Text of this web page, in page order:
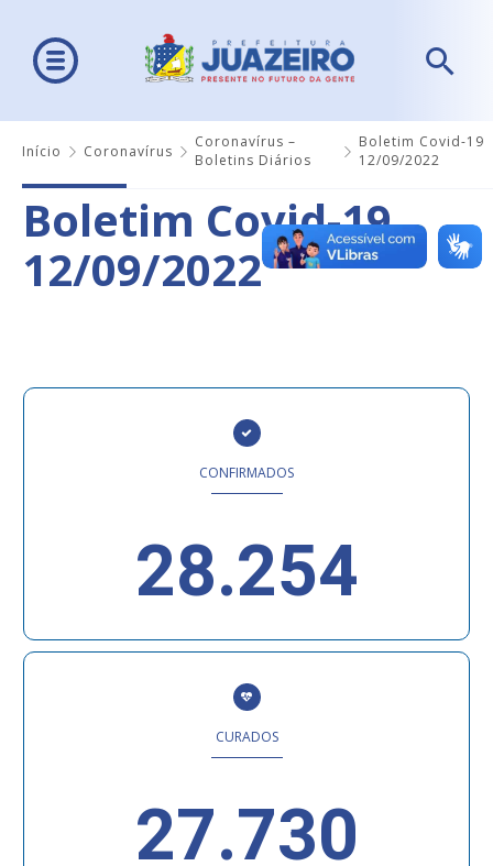
Início Coronavírus
Coronavírus –
Boletins Diários
Boletim Covid-19
12/09/2022
Boletim Covid-19
12/09/2022
CONFIRMADOS
28.254
CURADOS
27.730